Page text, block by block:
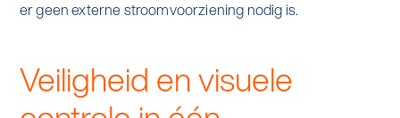
er geen externe stroomvoorziening nodig is.
Veiligheid en visuele